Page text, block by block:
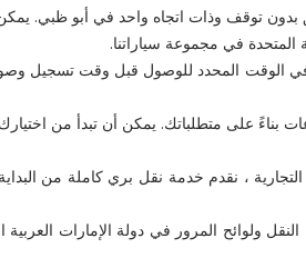
توقف وذات اتجاه واحد في أبو ظبي. يمكن
على متطلباتك. يمكن أن تبدأ من
التجارية ، نقدم خدمة نقل بري كاملة من
ولوائح المرور في دولة الإمارات